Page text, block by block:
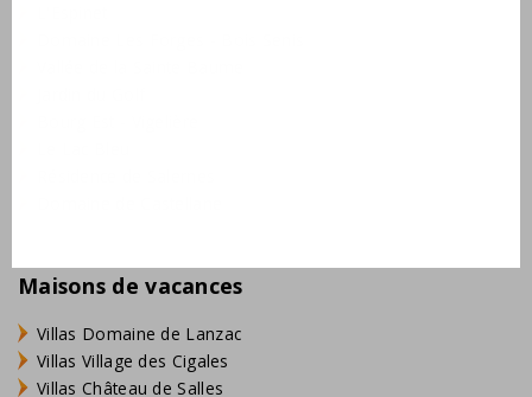
Maisons de vacances
Villas Domaine de Lanzac
Villas Village des Cigales
Villas Château de Salles